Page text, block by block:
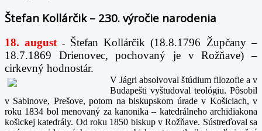
Štefan Kollárčik – 230. výročie narodenia
18. august -
Štefan Kollárčik (18.8.1796 Župčany –
18.7.1869 Drienovec, pochovaný je v Rožňave) –
cirkevný hodnostár.
V Jágri absolvoval štúdium filozofie a v
Budapešti vyštudoval teológiu. Pôsobil
v Sabinove, Prešove, potom na biskupskom úrade v Košiciach, v
roku 1834 bol menovaný za kanonika – katedrálneho archidiakona
košickej katedrály. Od roku 1850 biskup v Rožňave. Sústreďoval sa